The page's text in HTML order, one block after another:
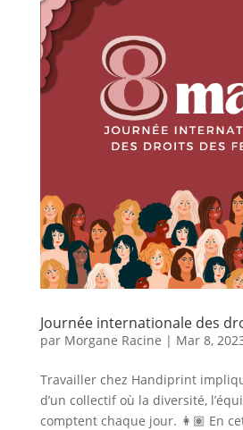
Journée internationale des
par Morgane Racine | Mar 8,
Travailler chez Handiprint
d’un collectif où la diversité,
comptent chaque jour. 👩🏽 En